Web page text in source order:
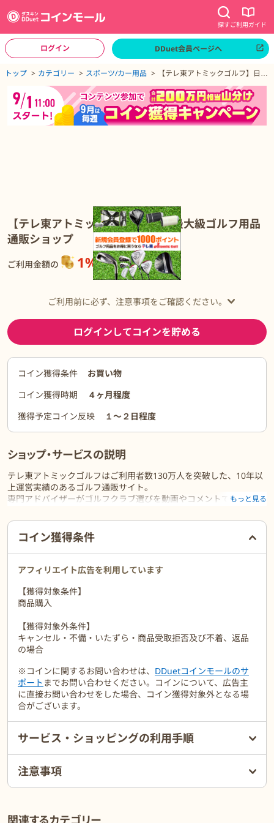
探すご利用ガイド
ログイン DDuet会員ページへ
トップ カテゴリー スポーツ/カー用品
【テレ東アトミックゴルフ】日本
【テレ東アトミックゴルフ】日本最大級ゴルフ用品
通販ショップ
ご利用金額の 1%還元
ご利用前に必ず、注意事項をご確認ください。
ログインしてコインを貯める
コイン獲得条件
お買い物
コイン獲得時期
４ヶ月程度
獲得予定コイン反映
１〜２日程度
ショップ・サービスの説明
テレ東アトミックゴルフはご利用者数130万人を突破した、10年以
上運営実績のあるゴルフ通販サイト。
専門アドバイザーがゴルフクラブ選びを動画やコメントで徹底サポ
最大80%OFF！最短翌日お届け可能なお買い得ゴルフ用品を取り揃
えています。
もっと見る
ご利用前に必ずお読みください
コイン獲得条件
アフィリエイト広告を利用しています
【獲得対象条件】
商品購入
【獲得対象外条件】
キャンセル・不備・いたずら・商品受取拒否及び不着、返品
の場合
※コインに関するお問い合わせは、 DDuetコインモールのサ
ポート までお問い合わせください。コインについて、広告主
に直接お問い合わせをした場合、コイン獲得対象外となる場
合がございます。
サービス・ショッピングの利用手順
注意事項
関連するカテゴリー
ジトップへ